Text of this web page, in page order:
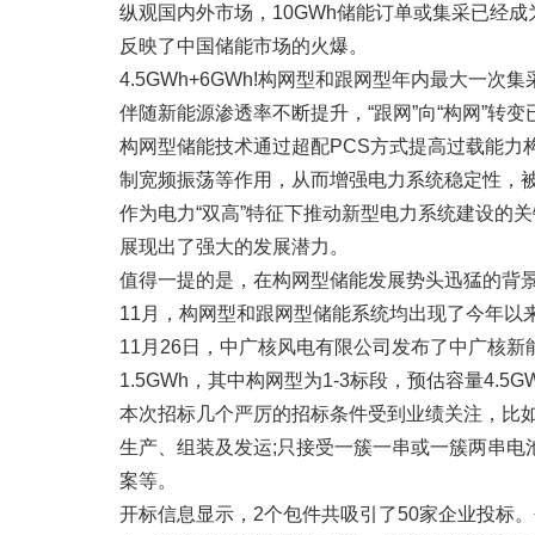
纵观国内外市场，10GWh储能订单或集采已经
反映了中国储能市场的火爆。
4.5GWh+6GWh!构网型和跟网型年内最大一次集
伴随新能源渗透率不断提升，“跟网”向“构网”转
构网型储能技术通过超配PCS方式提高过载能
制宽频振荡等作用，从而增强电力系统稳定性，
作为电力“双高”特征下推动新型电力系统建设的
展现出了强大的发展潜力。
值得一提的是，在构网型储能发展势头迅猛的背
11月，构网型和跟网型储能系统均出现了今年以
11月26日，中广核风电有限公司发布了中广核
1.5GWh，其中构网型为1-3标段，预估容量
本次招标几个严厉的招标条件受到业绩关注，比
生产、组装及发运;只接受一簇一串或一簇两串
案等。
开标信息显示，2个包件共吸引了50家企业投标